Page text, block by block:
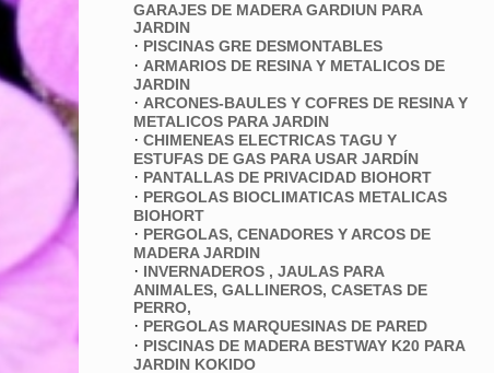
GARAJES DE MADERA GARDIUN PARA
JARDIN
· PISCINAS GRE DESMONTABLES
· ARMARIOS DE RESINA Y METALICOS DE
JARDIN
· ARCONES-BAULES Y COFRES DE RESINA Y
METALICOS PARA JARDIN
· CHIMENEAS ELECTRICAS TAGU Y
ESTUFAS DE GAS PARA USAR JARDÍN
· PANTALLAS DE PRIVACIDAD BIOHORT
· PERGOLAS BIOCLIMATICAS METALICAS
BIOHORT
· PERGOLAS, CENADORES Y ARCOS DE
MADERA JARDIN
· INVERNADEROS , JAULAS PARA
ANIMALES, GALLINEROS, CASETAS DE
PERRO,
· PERGOLAS MARQUESINAS DE PARED
· PISCINAS DE MADERA BESTWAY K20 PARA
JARDIN KOKIDO